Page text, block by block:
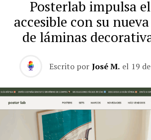
Posterlab impulsa
accesible con su
de láminas
Escrito por José M. el 19